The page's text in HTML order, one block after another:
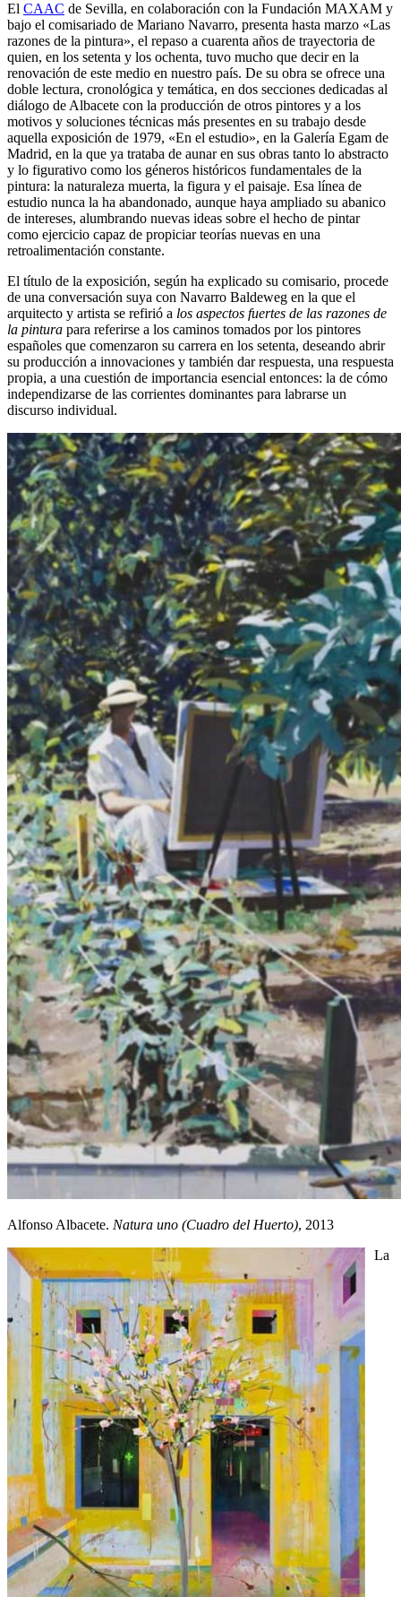
El CAAC de Sevilla, en colaboración con la Fundación MAXAM y
bajo el comisariado de Mariano Navarro, presenta hasta marzo «Las
razones de la pintura», el repaso a cuarenta años de trayectoria de
quien, en los setenta y los ochenta, tuvo mucho que decir en la
renovación de este medio en nuestro país. De su obra se ofrece una
doble lectura, cronológica y temática, en dos secciones dedicadas al
diálogo de Albacete con la producción de otros pintores y a los
motivos y soluciones técnicas más presentes en su trabajo desde
aquella exposición de 1979, «En el estudio», en la Galería Egam de
Madrid, en la que ya trataba de aunar en sus obras tanto lo abstracto
y lo figurativo como los géneros históricos fundamentales de la
pintura: la naturaleza muerta, la figura y el paisaje. Esa línea de
estudio nunca la ha abandonado, aunque haya ampliado su abanico
de intereses, alumbrando nuevas ideas sobre el hecho de pintar
como ejercicio capaz de propiciar teorías nuevas en una
retroalimentación constante.
El título de la exposición, según ha explicado su comisario, procede
de una conversación suya con Navarro Baldeweg en la que el
arquitecto y artista se refirió a los aspectos fuertes de las razones de
la pintura para referirse a los caminos tomados por los pintores
españoles que comenzaron su carrera en los setenta, deseando abrir
su producción a innovaciones y también dar respuesta, una respuesta
propia, a una cuestión de importancia esencial entonces: la de cómo
independizarse de las corrientes dominantes para labrarse un
discurso individual.
Alfonso Albacete. Natura uno (Cuadro del Huerto), 2013
La